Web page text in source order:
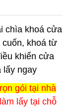
chìa khoá cửa
cuốn, khoá từ
khiển cửa
lấy ngay
gói tại nhà
lấy tại chỗ